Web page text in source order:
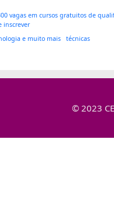
vagas em cursos gratuitos de
inscrever
e muito mais técnicas
© 2023